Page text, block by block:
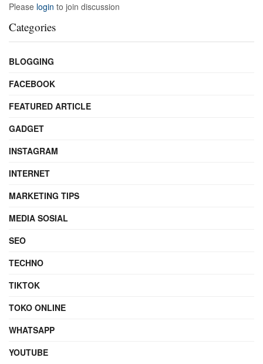
Please login to join discussion
Categories
BLOGGING
FACEBOOK
FEATURED ARTICLE
GADGET
INSTAGRAM
INTERNET
MARKETING TIPS
MEDIA SOSIAL
SEO
TECHNO
TIKTOK
TOKO ONLINE
WHATSAPP
YOUTUBE